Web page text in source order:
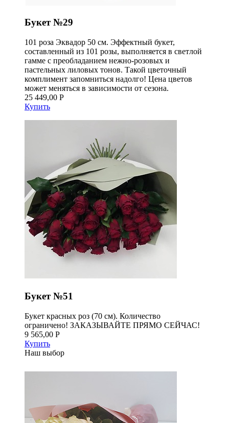
Букет №29
101 роза Эквадор 50 см. Эффектный букет,
составленный из 101 розы, выполняется в светлой
гамме с преобладанием нежно-розовых и
пастельных лиловых тонов. Такой цветочный
комплимент запомниться надолго! Цена цветов
может меняться в зависимости от сезона.
25 449,00 Р
Купить
Букет №51
Букет красных роз (70 см). Количество
ограничено! ЗАКАЗЫВАЙТЕ ПРЯМО СЕЙЧАС!
9 565,00 Р
Купить
Наш выбор